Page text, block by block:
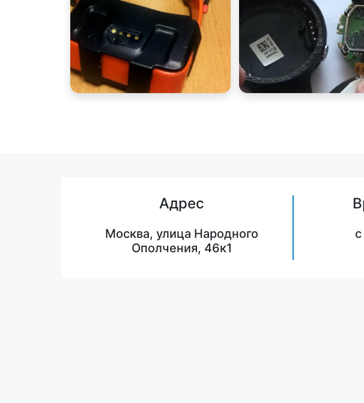
Адрес
Москва, улица Народного
Ополчения, 46к1